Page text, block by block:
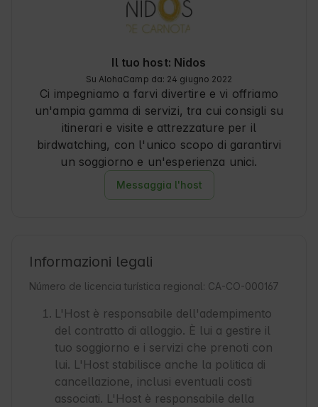
Inoltre, la zona è nota per l'atmosfera
accogliente e la ricca tradizione locale.
Il tuo host: Nidos
Su AlohaCamp da: 24 giugno 2022
Ci impegniamo a farvi divertire e vi offriamo
un'ampia gamma di servizi, tra cui consigli su
itinerari e visite e attrezzature per il
birdwatching, con l'unico scopo di garantirvi
un soggiorno e un'esperienza unici.
Messaggia l'host
Informazioni legali
Número de licencia turística regional: CA-CO-000167
L'Host è responsabile dell'adempimento
del contratto di alloggio. È lui a gestire il
tuo soggiorno e i servizi che prenoti con
lui. L'Host stabilisce anche la politica di
cancellazione, inclusi eventuali costi
associati. L'Host è responsabile della